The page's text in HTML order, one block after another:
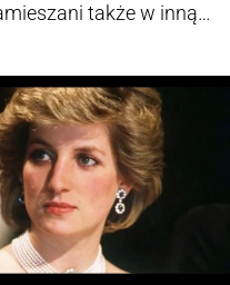
także w inną